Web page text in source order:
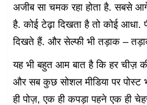
अजीब सा चमक रहा होता है. सबसे आगे
है. कोई टेढ़ा दिखता है तो कोई आधा.
दिखते हैं. और सेल्फी भी तड़ाक –
यह भी बहुत आम बात है कि हर चीज़
और सब कुछ सोशल मीडिया पर पोस्ट
ही पोज़, एक ही कपड़ा पहने एक ही